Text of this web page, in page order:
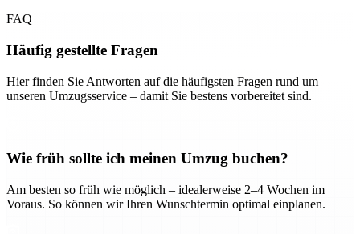
FAQ
Häufig gestellte Fragen
Hier finden Sie Antworten auf die häufigsten Fragen rund um
unseren Umzugsservice – damit Sie bestens vorbereitet sind.
Wie früh sollte ich meinen Umzug buchen?
Am besten so früh wie möglich – idealerweise 2–4 Wochen im
Voraus. So können wir Ihren Wunschtermin optimal einplanen.